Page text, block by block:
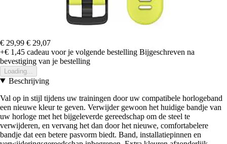
€ 29,99 € 29,07
+€ 1,45 cadeau voor je volgende bestelling Bijgeschreven na
bevestiging van je bestelling
Loading...
Beschrijving
Val op in stijl tijdens uw trainingen door uw compatibele horlogeband
een nieuwe kleur te geven. Verwijder gewoon het huidige bandje van
uw horloge met het bijgeleverde gereedschap om de steel te
verwijderen, en vervang het dan door het nieuwe, comfortabelere
bandje dat een betere pasvorm biedt. Band, installatiepinnen en